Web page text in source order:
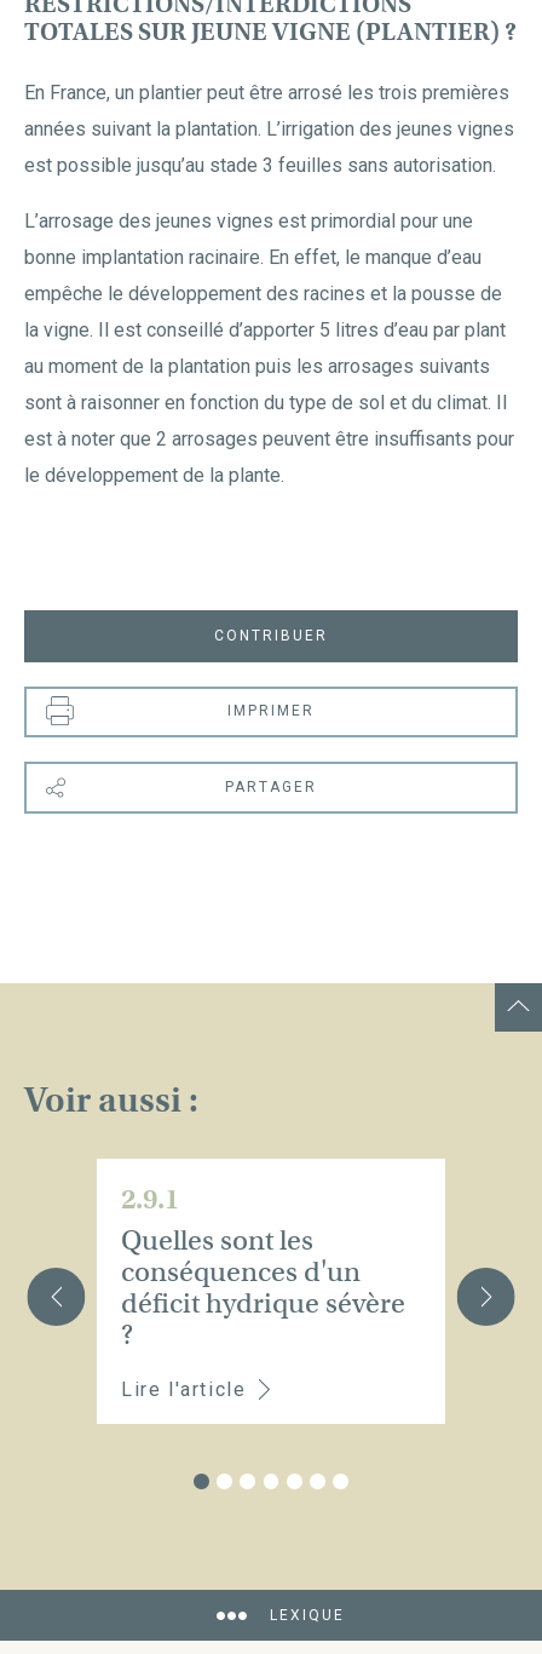
TOTALES SUR JEUNE VIGNE (PLANTIER) ?
En France, un plantier peut être arrosé les trois premières
années suivant la plantation. L’irrigation des jeunes vignes
est possible jusqu’au stade 3 feuilles sans autorisation.
L’arrosage des jeunes vignes est primordial pour une
bonne implantation racinaire. En effet, le manque d’eau
empêche le développement des racines et la pousse de
la vigne. Il est conseillé d’apporter 5 litres d’eau par plant
au moment de la plantation puis les arrosages suivants
sont à raisonner en fonction du type de sol et du climat. Il
est à noter que 2 arrosages peuvent être insuffisants pour
le développement de la plante.
CONTRIBUER
IMPRIMER
PARTAGER
Voir aussi :
2.9.1
Quelles sont les
conséquences d'un
déficit hydrique sévère
?
Lire l'article
LEXIQUE